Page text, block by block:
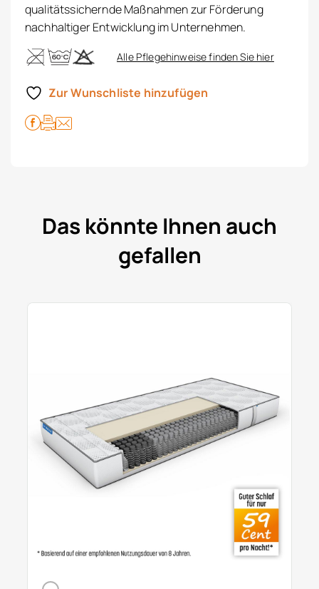
qualitätssichernde Maßnahmen zur Förderung
nachhaltiger Entwicklung im Unternehmen.
Alle Pflegehinweise finden Sie hier
Zur Wunschliste hinzufügen
Das könnte Ihnen auch
gefallen